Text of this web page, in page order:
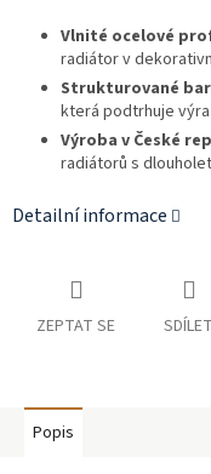
Vlnité ocelové
radiátor v
Strukturované
která podtrhuje
Výroba v České
radiátorů s
Detailní informace
ZEPTAT SE SDÍLET
Popis